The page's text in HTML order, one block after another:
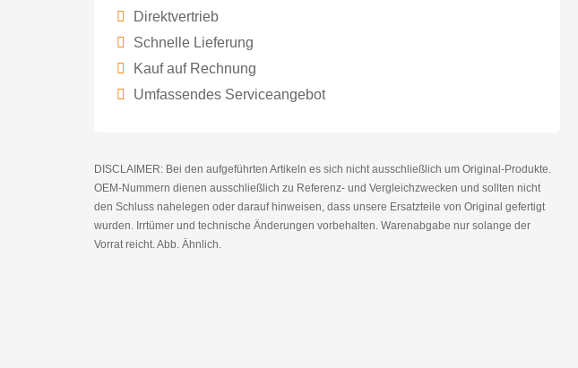
Direktvertrieb
Schnelle Lieferung
Kauf auf Rechnung
Umfassendes Serviceangebot
DISCLAIMER: Bei den aufgeführten Artikeln es sich nicht ausschließlich um Original-Produkte.
OEM-Nummern dienen ausschließlich zu Referenz- und Vergleichzwecken und sollten nicht
den Schluss nahelegen oder darauf hinweisen, dass unsere Ersatzteile von Original gefertigt
wurden. Irrtümer und technische Änderungen vorbehalten. Warenabgabe nur solange der
Vorrat reicht. Abb. Ähnlich.